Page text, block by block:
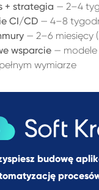
+ strategia — 2–4
CI/CD — 4–8
— 2–6 miesięcy
wsparcie — modele
wymiarze
budowę